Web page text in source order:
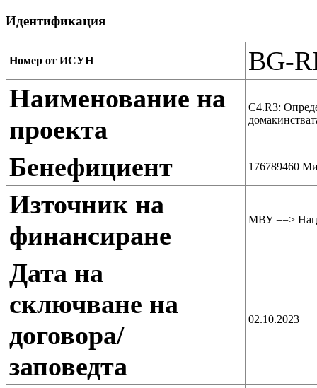
Идентификация
Номер от ИСУН
BG-
Наименование на
проекта
C4.R3:
Бенефициент 176789460
Източник на
финансиране
МВУ ==>
Дата на
сключване на
договора/
заповедта
02.10.2023